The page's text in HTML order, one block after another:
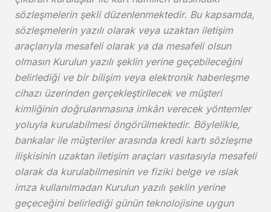
sözleşmelerin şekli düzenlenmektedir. Bu kapsamda,
sözleşmelerin yazılı olarak veya uzaktan iletişim
araçlarıyla mesafeli olarak ya da mesafeli olsun
olmasın Kurulun yazılı şeklin yerine geçebileceğini
belirlediği ve bir bilişim veya elektronik haberleşme
cihazı üzerinden gerçekleştirilecek ve müşteri
kimliğinin doğrulanmasına imkân verecek yöntemler
yoluyla kurulabilmesi öngörülmektedir. Böylelikle,
bankalar ile müşteriler arasında kredi kartı sözleşme
ilişkisinin uzaktan iletişim araçları vasıtasıyla mesafeli
olarak da kurulabilmesinin ve fiziki belge ve ıslak
imza kullanılmadan Kurulun yazılı şeklin yerine
geçeceğini belirlediği günün teknolojisine uygun